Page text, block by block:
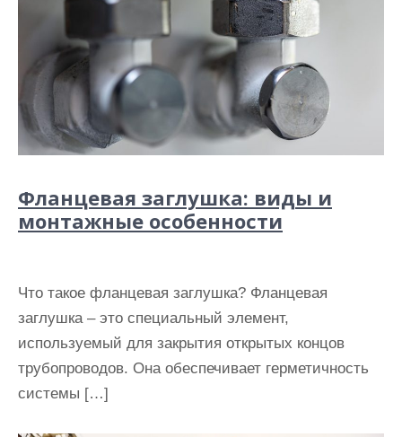
Фланцевая заглушка: виды и
монтажные особенности
Что такое фланцевая заглушка? Фланцевая
заглушка – это специальный элемент,
используемый для закрытия открытых концов
трубопроводов. Она обеспечивает герметичность
системы […]